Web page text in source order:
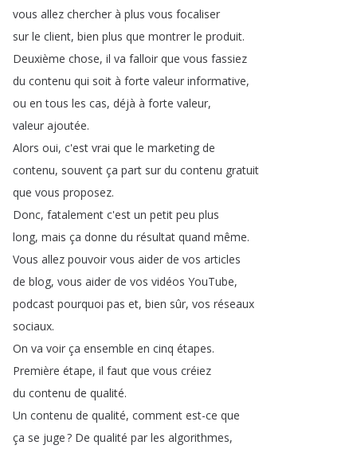
vous allez chercher à plus vous focaliser
sur le client, bien plus que montrer le produit.
Deuxième chose, il va falloir que vous fassiez
du contenu qui soit à forte valeur informative,
ou en tous les cas, déjà à forte valeur,
valeur ajoutée.
Alors oui, c'est vrai que le marketing de
contenu, souvent ça part sur du contenu gratuit
que vous proposez.
Donc, fatalement c'est un petit peu plus
long, mais ça donne du résultat quand même.
Vous allez pouvoir vous aider de vos articles
de blog, vous aider de vos vidéos YouTube,
podcast pourquoi pas et, bien sûr, vos réseaux
sociaux.
On va voir ça ensemble en cinq étapes.
Première étape, il faut que vous créiez
du contenu de qualité.
Un contenu de qualité, comment est-ce que
ça se juge? De qualité par les algorithmes,